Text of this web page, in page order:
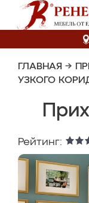
ГЛАВНАЯ →
УЗКОГО
Рейтинг: